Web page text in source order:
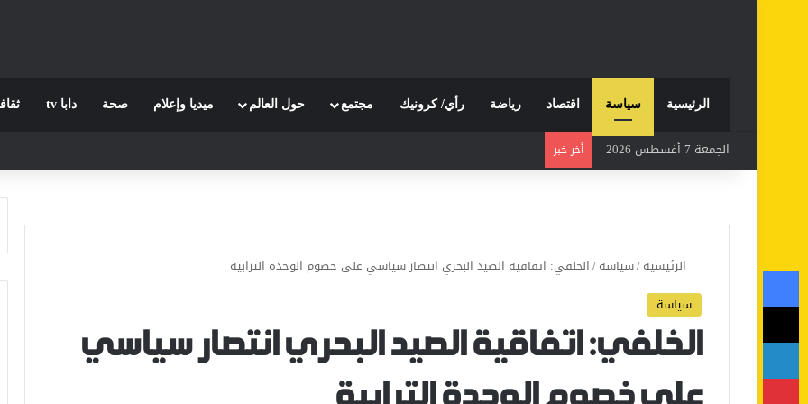
الرئيسية سياسة اقتصاد رياضة رأي/ كرونيك مجتمع حول العالم ميديا وإعلام صحة دابا tv
الجمعة 7 أغسطس 2026 أخر خبر
الرئيسية/سياسة/الخلفي: اتفاقية الصيد البحري انتصار سياسي على خصوم الوحدة الترابية
سياسة
الخلفي: اتفاقية الصيد البحري انتصار سياسي